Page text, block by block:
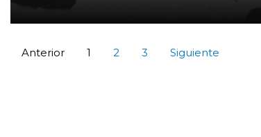
Anterior 1 2 3 Siguiente